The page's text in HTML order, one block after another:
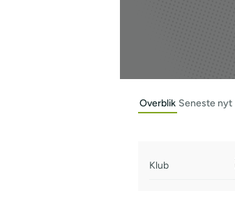
Overblik Seneste nyt
Klub